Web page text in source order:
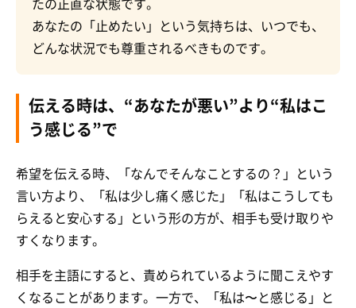
あなたの「止めたい」という気持ちは、いつでも、
どんな状況でも尊重されるべきものです。
伝える時は、“あなたが悪い”より“私はこ
う感じる”で
希望を伝える時、「なんでそんなことするの？」という
言い方より、「私は少し痛く感じた」「私はこうしても
らえると安心する」という形の方が、相手も受け取りや
すくなります。
相手を主語にすると、責められているように聞こえやす
くなることがあります。一方で、「私は〜と感じる」と